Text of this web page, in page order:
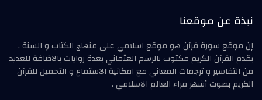
نبذة عن موقعنا
إن موقع سورة قرآن هو موقع اسلامي على منهاج الكتاب و السنة ,
يقدم القرآن الكريم مكتوب بالرسم العثماني بعدة روايات بالاضافة للعديد
من التفاسير و ترجمات المعاني مع امكانية الاستماع و التحميل للقرآن
الكريم بصوت أشهر قراء العالم الاسلامي .